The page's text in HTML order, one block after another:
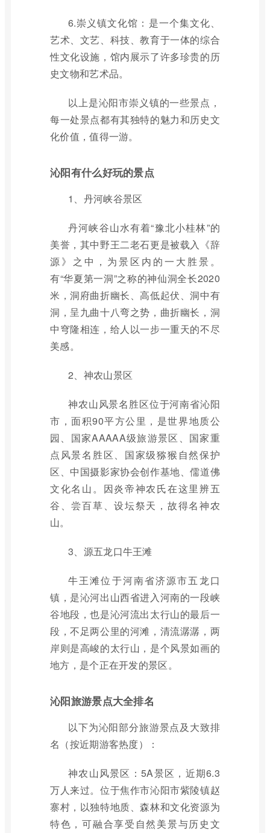
6.崇义镇文化馆：是一个集文化、
艺术、文艺、科技、教育于一体的综合
性文化设施，馆内展示了许多珍贵的历
史文物和艺术品。
以上是沁阳市崇义镇的一些景点，
每一处景点都有其独特的魅力和历史文
化价值，值得一游。
沁阳有什么好玩的景点
1、丹河峡谷景区
丹河峡谷山水有着“豫北小桂林”的
美誉，其中野王二老石更是被载入《辞
源》之中，为景区内的一大胜景。
有“华夏第一洞”之称的神仙洞全长2020
米，洞府曲折幽长、高低起伏、洞中有
洞，呈九曲十八弯之势，曲折幽长，洞
中穹隆相连，给人以一步一重天的不尽
美感。
2、神农山景区
神农山风景名胜区位于河南省沁阳
市，面积90平方公里，是世界地质公
园、国家AAAAA级旅游景区、国家重
点风景名胜区、国家级猕猴自然保护
区、中国摄影家协会创作基地、儒道佛
文化名山。因炎帝神农氏在这里辨五
谷、尝百草、设坛祭天，故得名神农
山。
3、源五龙口牛王滩
牛王滩位于河南省济源市五龙口
镇，是沁河出山西省进入河南的一段峡
谷地段，也是沁河流出太行山的最后一
段，不足两公里的河滩，清流潺潺，两
岸则是高峻的太行山，是个风景如画的
地方，是个正在开发的景区。
沁阳旅游景点大全排名
以下为沁阳部分旅游景点及大致排
名（按近期游客热度）：
神农山风景区：5A景区，近期6.3
万人来过。位于焦作市沁阳市紫陵镇赵
寨村，以独特地质、森林和文化资源为
特色，可融合享受自然美景与历史文